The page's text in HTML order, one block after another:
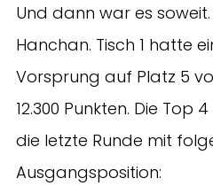
Und dann war es
Hanchan. Tisch 1 hatte
Vorsprung auf Platz 5
12.300 Punkten. Die Top
die letzte Runde mit
Ausgangsposition: